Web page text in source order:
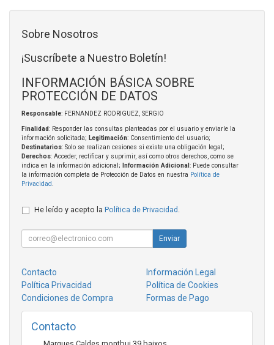
Sobre Nosotros
¡Suscríbete a Nuestro Boletín!
INFORMACIÓN BÁSICA SOBRE
PROTECCIÓN DE DATOS
Responsable: FERNANDEZ RODRIGUEZ, SERGIO
Finalidad: Responder las consultas planteadas por el usuario y enviarle la
información solicitada; Legitimación: Consentimiento del usuario;
Destinatarios: Solo se realizan cesiones si existe una obligación legal;
Derechos: Acceder, rectificar y suprimir, así como otros derechos, como se
indica en la información adicional;
Información Adicional : Puede consultar
la información completa de Protección de Datos en nuestra Política de
Privacidad
He leído y acepto la Política de Privacidad
Enviar
Contacto
Información Legal
Política Privacidad
Política de Cookies
Condiciones de Compra
Formas de Pago
Contacto